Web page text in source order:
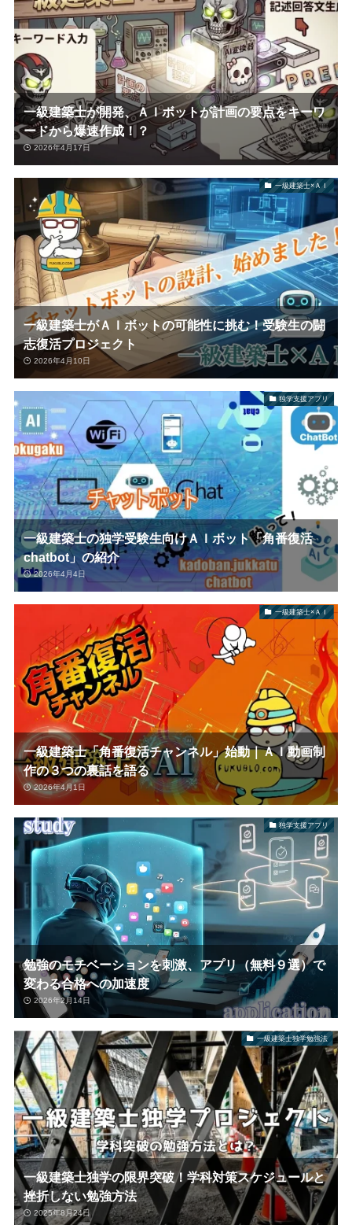
一級建築士が開発、ＡＩボットが計画の要点をキーワ
ードから爆速作成！？
2026年4月17日
一級建築士×ＡＩ
一級建築士がＡＩボットの可能性に挑む！受験生の闘
志復活プロジェクト
2026年4月10日
独学支援アプリ
一級建築士の独学受験生向けＡＩボット「角番復活
chatbot」の紹介
2026年4月4日
一級建築士×ＡＩ
一級建築士「角番復活チャンネル」始動｜ＡＩ動画制
作の３つの裏話を語る
2026年4月1日
独学支援アプリ
勉強のモチベーションを刺激、アプリ（無料９選）で
変わる合格への加速度
2026年2月14日
一級建築士独学勉強法
一級建築士独学の限界突破！学科対策スケジュールと
挫折しない勉強方法
2025年8月24日